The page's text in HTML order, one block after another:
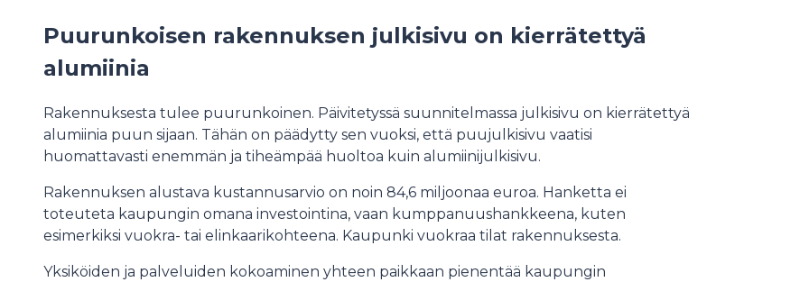
Puurunkoisen rakennuksen julkisivu on kierrätettyä
alumiinia
Rakennuksesta tulee puurunkoinen. Päivitetyssä suunnitelmassa julkisivu on kierrätettyä
alumiinia puun sijaan. Tähän on päädytty sen vuoksi, että puujulkisivu vaatisi
huomattavasti enemmän ja tiheämpää huoltoa kuin alumiinijulkisivu.
Rakennuksen alustava kustannusarvio on noin 84,6 miljoonaa euroa. Hanketta ei
toteuteta kaupungin omana investointina, vaan kumppanuushankkeena, kuten
esimerkiksi vuokra- tai elinkaarikohteena. Kaupunki vuokraa tilat rakennuksesta.
Yksiköiden ja palveluiden kokoaminen yhteen paikkaan pienentää kaupungin